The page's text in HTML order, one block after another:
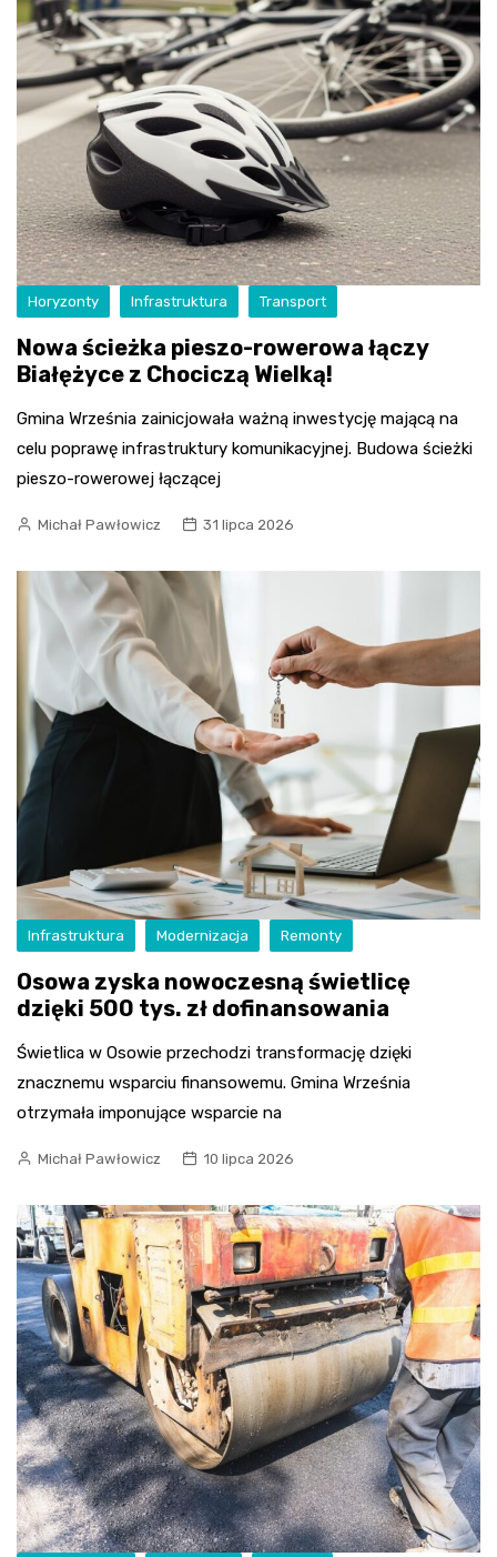
Horyzonty Infrastruktura Transport
Nowa ścieżka pieszo-rowerowa łączy
Białężyce z Chociczą Wielką!
Gmina Września zainicjowała ważną inwestycję mającą na
celu poprawę infrastruktury komunikacyjnej. Budowa ścieżki
pieszo-rowerowej łączącej
Michał Pawłowicz 31 lipca 2026
Infrastruktura Modernizacja Remonty
Osowa zyska nowoczesną świetlicę
dzięki 500 tys. zł dofinansowania
Świetlica w Osowie przechodzi transformację dzięki
znacznemu wsparciu finansowemu. Gmina Września
otrzymała imponujące wsparcie na
Michał Pawłowicz 10 lipca 2026